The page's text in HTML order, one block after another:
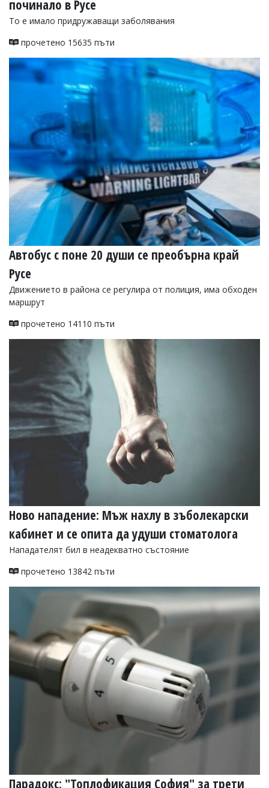
починало в Русе
То е имало придружаващи заболявания
прочетено 15635 пъти
Автобус с поне 20 души се преобърна край
Русе
Движението в района се регулира от полиция, има обходен
маршрут
прочетено 14110 пъти
Ново нападение: Мъж нахлу в зъболекарски
кабинет и се опита да удуши стоматолога
Нападателят бил в неадекватно състояние
прочетено 13842 пъти
Парадокс: "Топлофикация София" за трети